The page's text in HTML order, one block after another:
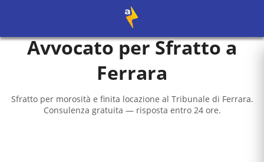
Avvocato per Sfratto a
Ferrara
Sfratto per morosità e finita locazione al Tribunale di Ferrara.
Consulenza gratuita — risposta entro 24 ore.